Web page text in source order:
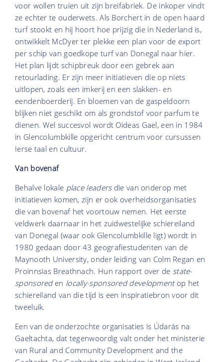
voor wollen truien uit zijn breifabriek. De inkoper vindt
ze echter te ouderwets. Als Borchert in de open haard
turf stookt en hij hoort hoe prijzig die in Nederland is,
ontwikkelt McDyer ter plekke een plan voor de export
per schip van goedkope turf van Donegal naar hier.
Het plan lijdt schipbreuk door een gebrek aan
retourlading. Er zijn meer initiatieven die op niets
uitlopen, zoals een imkerij en een slakken- en
eendenboerderij. En bloemen van de gaspeldoorn
blijken niet geschikt om als grondstof voor parfum te
dienen. Wel succesvol wordt Oideas Gael, een in 1984
in Glencolumbkille opgericht centrum voor cursussen
Ierse taal en cultuur.
Van bovenaf
Behalve lokale place leadersdie van onderop met
initiatieven komen, zijn er ook overheidsorganisaties
die van bovenaf het voortouw nemen. Het eerste
veldwerk daarnaar in het zuidwestelijke schiereiland
van Donegal (waar ook Glencolumbkille ligt) wordt in
1980 gedaan door 43 geografiestudenten van de
Maynooth University, onder leiding van Colm Regan en
Proinnsias Breathnach. Hun rapport over de state-
sponsoreden locally-sponsored developmentop het
schiereiland van die tijd is een inspiratiebron voor dit
tweeluik.
Een van de onderzochte organisaties is Údarás na
Gaeltachta, dat tegenwoordig valt onder het ministerie
van Rural and Community Development and the